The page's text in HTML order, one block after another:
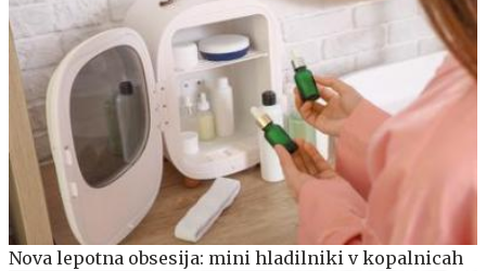
Nova lepotna obsesija: mini hladilniki v kopalnicah